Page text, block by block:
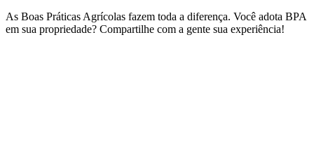
As Boas Práticas Agrícolas fazem toda a diferença. Você adota BPA
em sua propriedade? Compartilhe com a gente sua experiência!